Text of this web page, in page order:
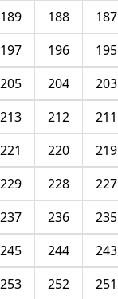
187
188
189
195
196
197
203
204
205
211
212
213
219
220
221
227
228
229
235
236
237
243
244
245
251
252
253